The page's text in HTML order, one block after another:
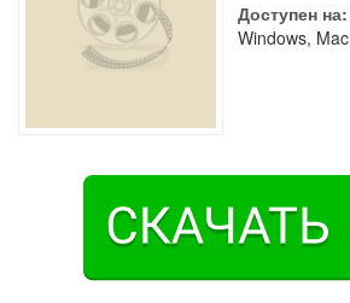
Доступен на:
Windows, Mac